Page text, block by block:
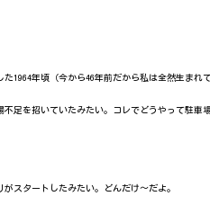
1964年頃（今から46年前だから私は全然生まれ
足を招いていたみたい。コレでどうやって駐車
スタートしたみたい。どんだけ～だよ。